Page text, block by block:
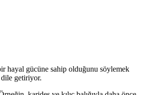
hayal gücüne sahip olduğunu söylemek
getiriyor.